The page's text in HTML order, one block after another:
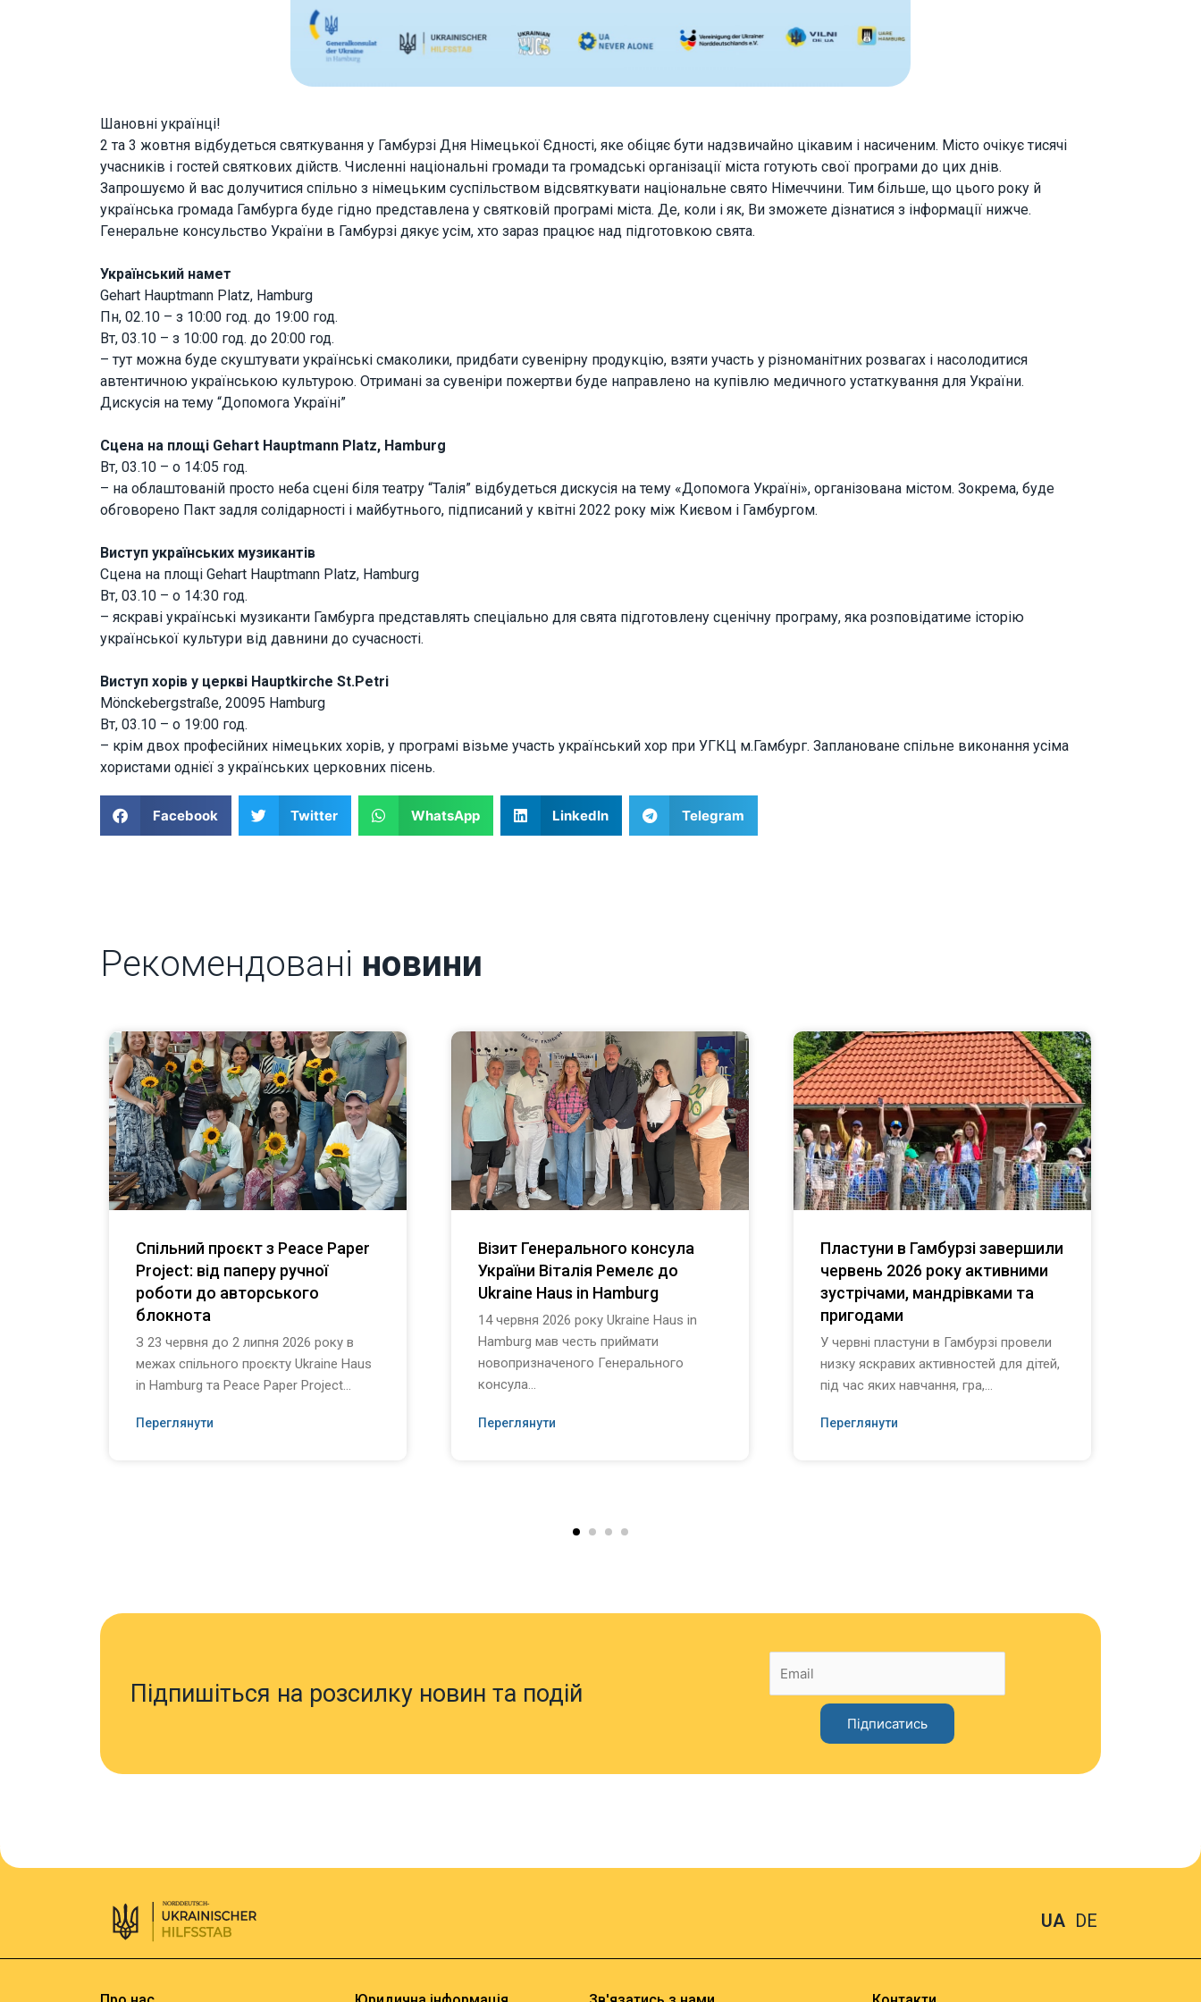
Шановні українці!
2 та 3 жовтня відбудеться святкування у Гамбурзі Дня Німецької Єдності, яке обіцяє бути надзвичайно цікавим і насиченим. Місто очікує тисячі
учасників і гостей святкових дійств. Численні національні громади та громадські організації міста готують свої програми до цих днів.
Запрошуємо й вас долучитися спільно з німецьким суспільством відсвяткувати національне свято Німеччини. Тим більше, що цього року й
українська громада Гамбурга буде гідно представлена у святковій програмі міста. Де, коли і як, Ви зможете дізнатися з інформації нижче.
Генеральне консульство України в Гамбурзі дякує усім, хто зараз працює над підготовкою свята.
Український намет
Gehart Hauptmann Platz, Hamburg
Пн, 02.10 – з 10:00 год. до 19:00 год.
Вт, 03.10 – з 10:00 год. до 20:00 год.
– тут можна буде скуштувати українські смаколики, придбати сувенірну продукцію, взяти участь у різноманітних розвагах і насолодитися
автентичною українською культурою. Отримані за сувеніри пожертви буде направлено на купівлю медичного устаткування для України.
Дискусія на тему “Допомога Україні”
Сцена на площі Gehart Hauptmann Platz, Hamburg
Вт, 03.10 – о 14:05 год.
– на облаштованій просто неба сцені біля театру “Талія” відбудеться дискусія на тему «Допомога Україні», організована містом. Зокрема, буде
обговорено Пакт задля солідарності і майбутнього, підписаний у квітні 2022 року між Києвом і Гамбургом.
Виступ українських музикантів
Сцена на площі Gehart Hauptmann Platz, Hamburg
Вт, 03.10 – о 14:30 год.
– яскраві українські музиканти Гамбурга представлять спеціально для свята підготовлену сценічну програму, яка розповідатиме історію
української культури від давнини до сучасності.
Виступ хорів у церкві Hauptkirche St.Petri
Mönckebergstraße, 20095 Hamburg
Вт, 03.10 – о 19:00 год.
– крім двох професійних німецьких хорів, у програмі візьме участь український хор при УГКЦ м.Гамбург. Заплановане спільне виконання усіма
хористами однієї з українських церковних пісень.
Facebook Twitter WhatsApp LinkedIn Telegram
Рекомендовані новини
Спільний проєкт з Peace Paper
Project: від паперу ручної
роботи до авторського
блокнота
З 23 червня до 2 липня 2026 року в
межах спільного проєкту Ukraine Haus
in Hamburg та Peace Paper Project...
Переглянути
Візит Генерального консула
України Віталія Ремелє до
Ukraine Haus in Hamburg
14 червня 2026 року Ukraine Haus in
Hamburg мав честь приймати
новопризначеного Генерального
консула...
Переглянути
Пластуни в Гамбурзі завершили
червень 2026 року активними
зустрічами, мандрівками та
пригодами
У червні пластуни в Гамбурзі провели
низку яскравих активностей для дітей,
під час яких навчання, гра,...
Переглянути
Підпишіться на розсилку новин та подій
UA DE
disappear
Marketing
By sharing
your
interests
and
behavior as
you visit our
offers.